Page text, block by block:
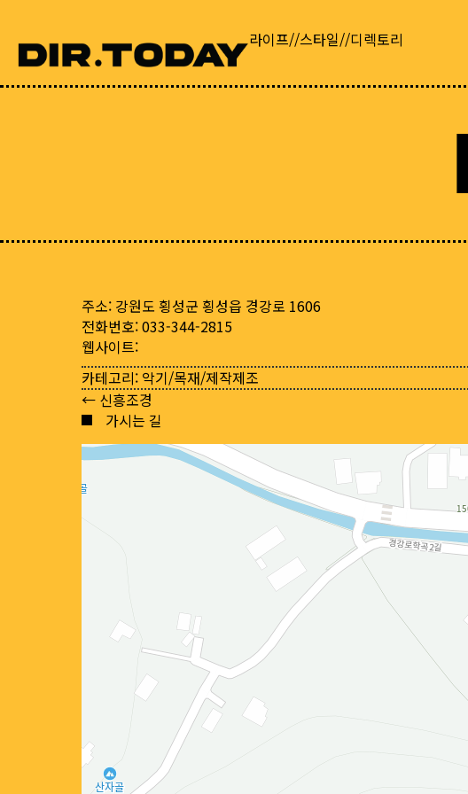
라이프//스타일//디렉토리
주소: 강원도 횡성군 횡성읍 경강로 1606
전화번호: 033-344-2815
웹사이트:
카테고리: 악기/목재/제작제조
Posts
navigation
← 신흥조경
가시는 길